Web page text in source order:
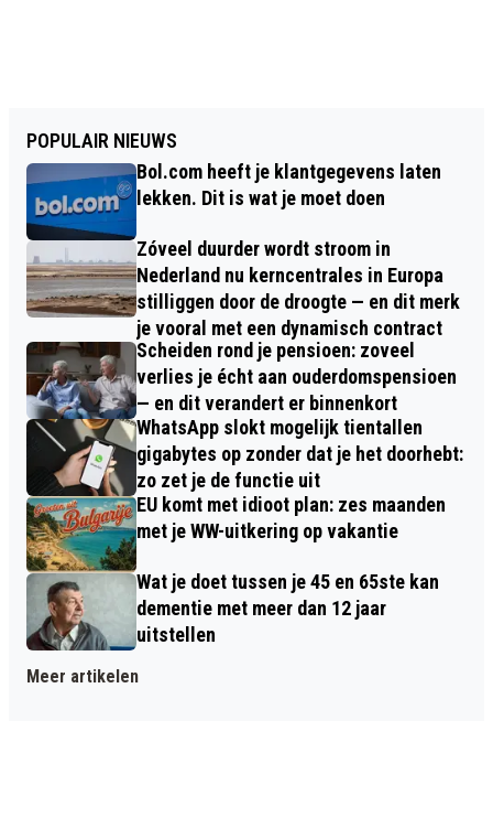
POPULAIR NIEUWS
Bol.com heeft je klantgegevens laten
lekken. Dit is wat je moet doen
Zóveel duurder wordt stroom in
Nederland nu kerncentrales in Europa
stilliggen door de droogte — en dit merk
je vooral met een dynamisch contract
Scheiden rond je pensioen: zoveel
verlies je écht aan ouderdomspensioen
— en dit verandert er binnenkort
WhatsApp slokt mogelijk tientallen
gigabytes op zonder dat je het doorhebt:
zo zet je de functie uit
EU komt met idioot plan: zes maanden
met je WW-uitkering op vakantie
Wat je doet tussen je 45 en 65ste kan
dementie met meer dan 12 jaar
uitstellen
Meer artikelen